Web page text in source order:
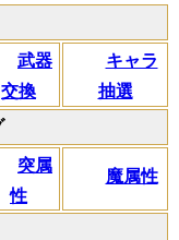
武器
交換
キャラ
抽選
突属
性
魔属性